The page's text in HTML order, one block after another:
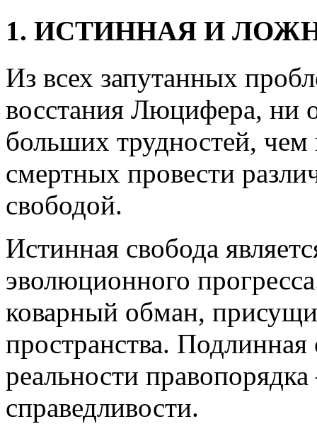
1. ИСТИННАЯ И
Из всех запутанных
восстания Люцифера, ни
больших трудностей,
смертных провести
свободой.
Истинная свобода
эволюционного
коварный обман,
пространства. Подлинная
реальности
справедливости.